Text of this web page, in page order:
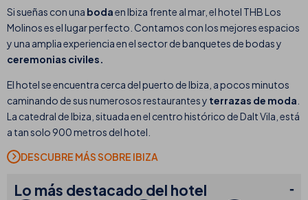
Si sueñas con una bodaen Ibiza frente al mar, el hotel THB Los
Molinos es el lugar perfecto. Contamos con los mejores espacios
y una amplia experiencia en el sector de banquetes de bodas y
ceremonias civiles.
El hotel se encuentra cerca del puerto de Ibiza, a pocos minutos
caminando de sus numerososrestaurantes y terrazas de moda
La catedral de Ibiza situada en el centro histórico de Dalt Vila está
a tan solo 900 metros del hotel.
DESCUBRE MÁS SOBRE IBIZA
Lo más destacado del hotel